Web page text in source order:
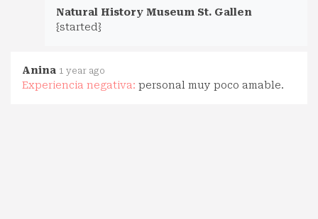
Natural History Museum St. Gallen
{started}
Anina 1 year ago
Experiencia negativa: personal muy poco amable.